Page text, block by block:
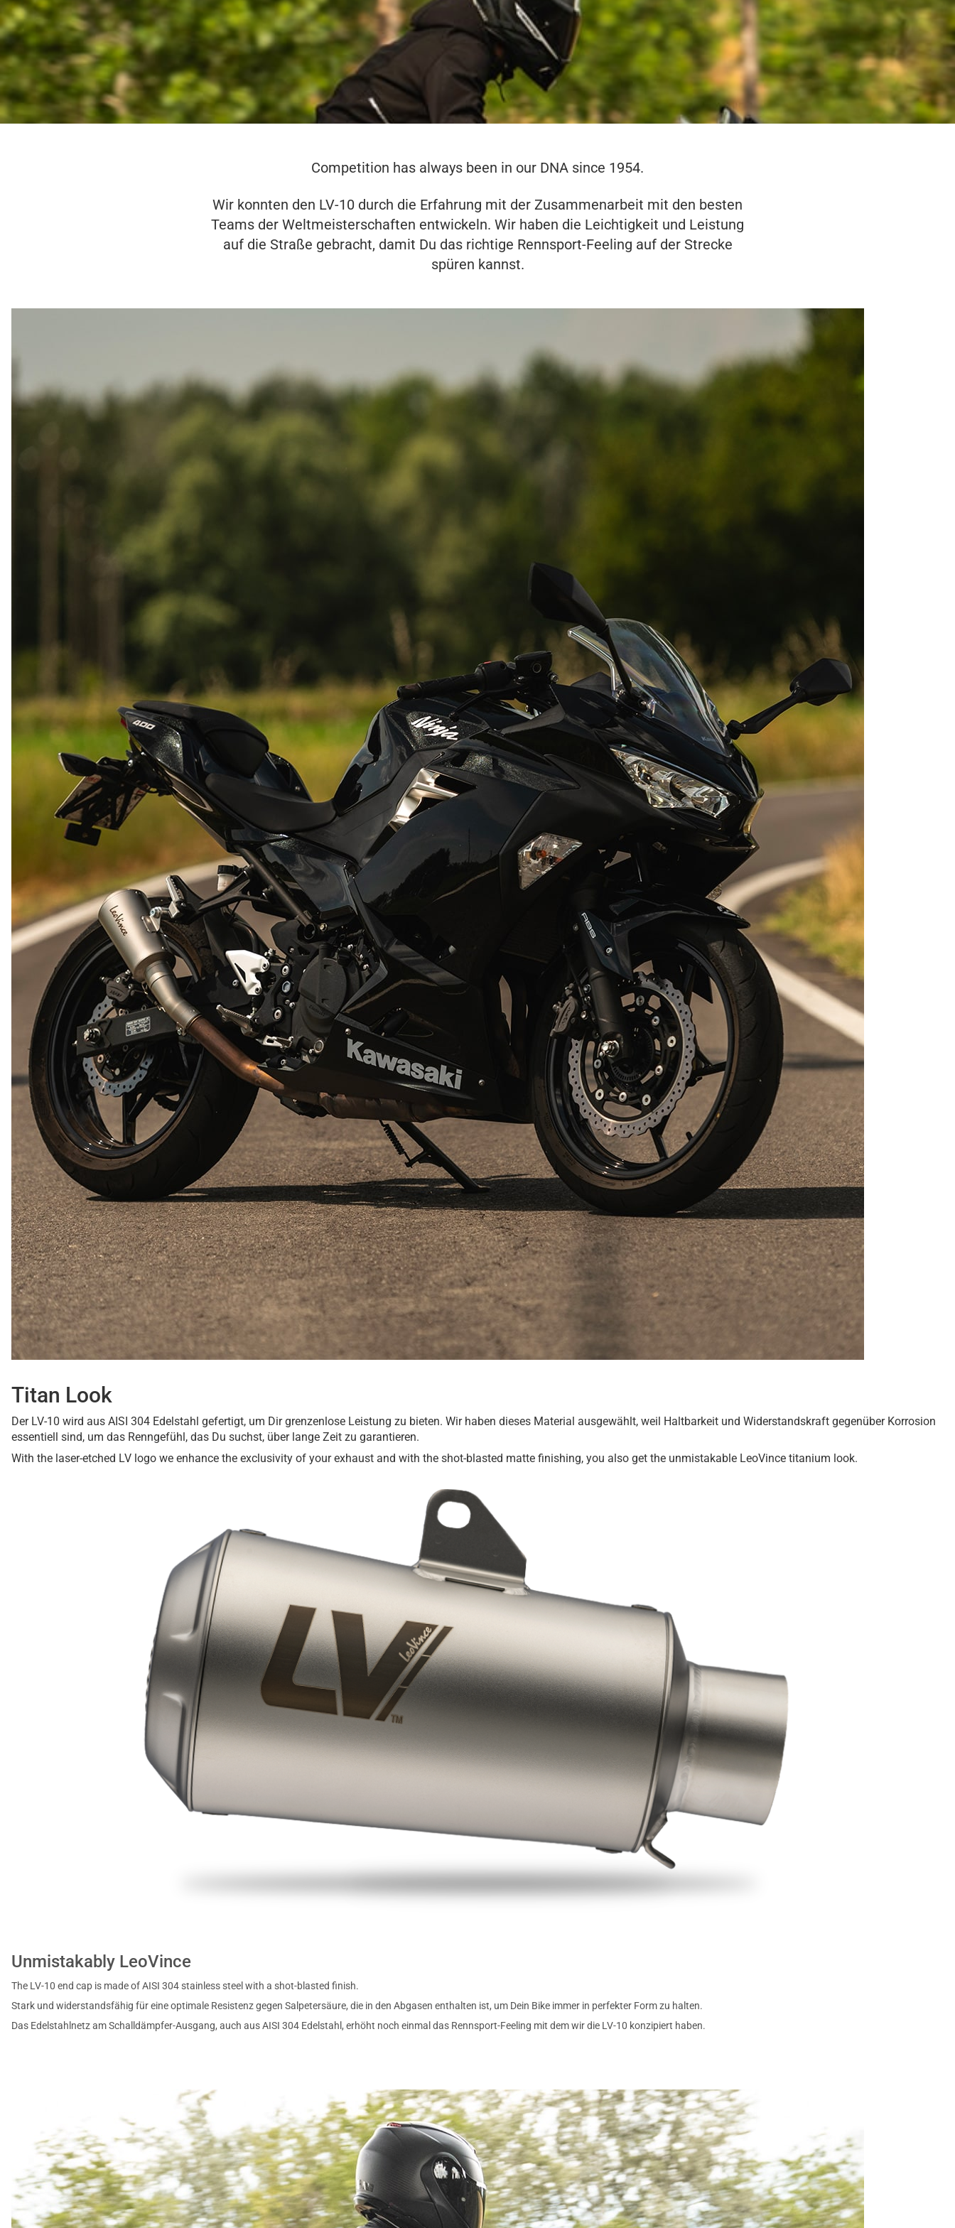
Competition has always been in our DNA since 1954.
Wir konnten den LV-10 durch die Erfahrung mit der Zusammenarbeit mit den besten
Teams der Weltmeisterschaften entwickeln. Wir haben die Leichtigkeit und Leistung
auf die Straße gebracht, damit Du das richtige Rennsport-Feeling auf der Strecke
spüren kannst.
Titan Look
Der LV-10 wird aus AISI 304 Edelstahl gefertigt, um Dir grenzenlose Leistung zu bieten. Wir haben dieses Material ausgewählt, weil Haltbarkeit und Widerstandskraft gegenüber Korrosion
essentiell sind, um das Renngefühl, das Du suchst, über lange Zeit zu garantieren.
With the laser-etched LV logo we enhance the exclusivity of your exhaust and with the shot-blasted matte finishing, you also get the unmistakable LeoVince titanium look.
Unmistakably LeoVince
The LV-10 end cap is made of AISI 304 stainless steel with a shot-blasted finish.
Stark und widerstandsfähig für eine optimale Resistenz gegen Salpetersäure, die in den Abgasen enthalten ist, um Dein Bike immer in perfekter Form zu halten.
Das Edelstahlnetz am Schalldämpfer-Ausgang, auch aus AISI 304 Edelstahl, erhöht noch einmal das Rennsport-Feeling mit dem wir die LV-10 konzipiert haben.